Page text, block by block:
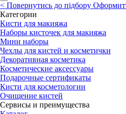
< Повернутись до підбору
Категории
Кисти для макияжа
Наборы кисточек для макияжа
Мини наборы
Чехлы для кистей и косметички
Декоративная косметика
Косметические аксессуары
Подарочные сертификаты
Кисти для косметологии
Очищение кистей
Сервисы и преимущества